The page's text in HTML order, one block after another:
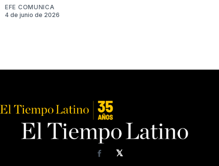
EFE COMUNICA
4 de junio de 2026
𝕏
Facebook